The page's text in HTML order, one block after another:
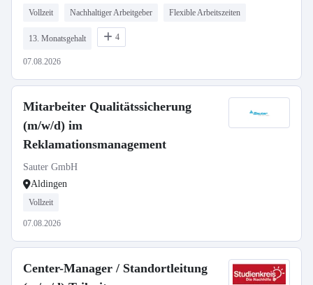
Vollzeit Nachhaltiger Arbeitgeber Flexible Arbeitszeiten
13. Monatsgehalt 4
07.08.2026
Mitarbeiter Qualitätssicherung
(m/w/d) im
Reklamationsmanagement
Sauter GmbH
Aldingen
Vollzeit
07.08.2026
Center-Manager / Standortleitung